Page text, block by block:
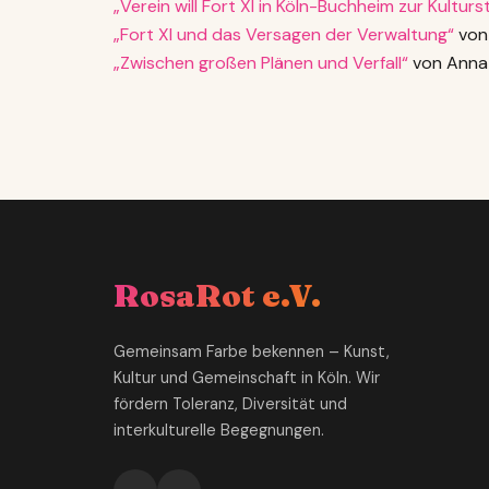
„Verein will Fort XI in Köln-Buchheim zur
„Fort XI und das Versagen der Verwaltung“
„Zwischen großen Plänen und Verfall“von
RosaRot e.V.
Gemeinsam Farbe bekennen – Kunst,
Kultur und Gemeinschaft in Köln. Wir
fördern Toleranz, Diversität und
interkulturelle Begegnungen.